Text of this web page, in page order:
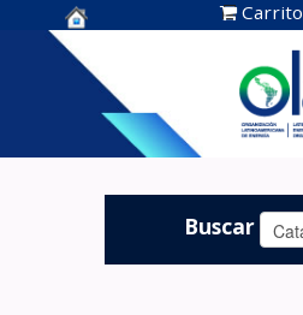
Centro de
Documentación
OLADE -
Carrito
Buscar